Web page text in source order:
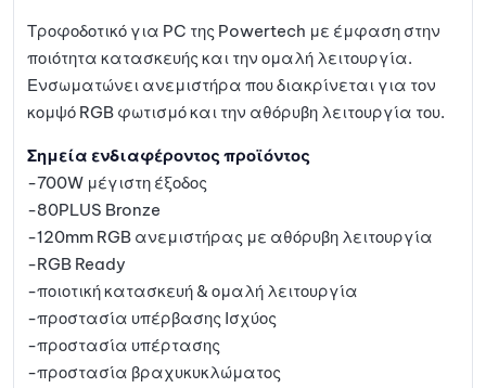
μένων
Τροφοδοτικό για PC της Powertech με έμφαση στην
ποιότητα κατασκευής και την ομαλή λειτουργία.
Ενσωματώνει ανεμιστήρα που διακρίνεται για τον
κομψό RGB φωτισμό και την αθόρυβη λειτουργία του.
Σημεία ενδιαφέροντος προϊόντος
-700W μέγιστη έξοδος
-80PLUS Bronze
-120mm RGB ανεμιστήρας με αθόρυβη λειτουργία
-RGB Ready
-ποιοτική κατασκευή & ομαλή λειτουργία
-προστασία υπέρβασης Ισχύος
-προστασία υπέρτασης
-προστασία βραχυκυκλώματος